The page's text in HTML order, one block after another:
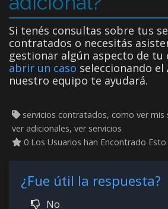
Si tenés consultas sobre tus
contratados o necesitás
gestionar algún aspecto de tu
abrir un caso seleccionando el
nuestro equipo te ayudará.
servicios contratados, como ver mis
ver adicionales, ver servicios
0 Los Usuarios han Encontrado
¿Fue útil la respuesta?
No